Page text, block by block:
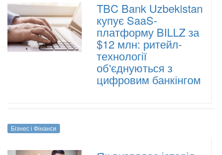
TBC Bank Uzbekistan
купує SaaS-
платформу BILLZ за
$12 млн: ритейл-
технології
об'єднуються з
цифровим банкінгом
Бізнес і Фінанси